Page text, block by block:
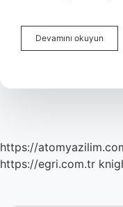
Devamını okuyun
Saçı
https://
https://egri.com.tr